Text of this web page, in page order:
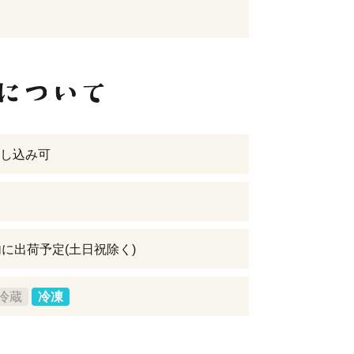
込み可
出荷予定(土日祝除く)
蔵 冷凍